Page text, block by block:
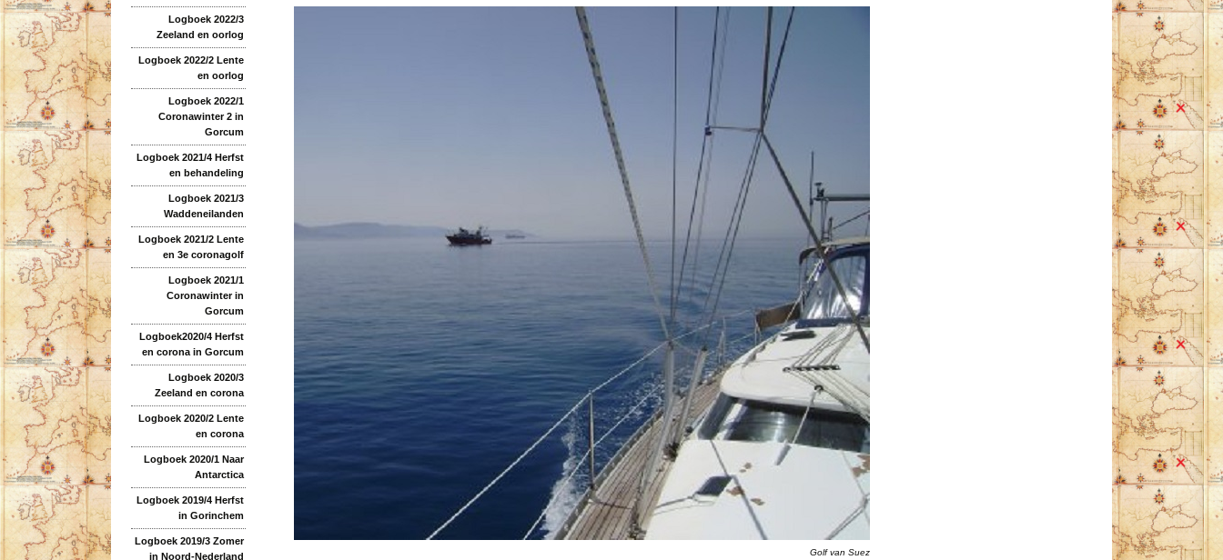
Logboek 2022/3
Zeeland en oorlog
Logboek 2022/2 Lente
en oorlog
Logboek 2022/1
Coronawinter 2 in
Gorcum
Logboek 2021/4 Herfst
en behandeling
Logboek 2021/3
Waddeneilanden
Logboek 2021/2 Lente
en 3e coronagolf
Logboek 2021/1
Coronawinter in
Gorcum
Logboek2020/4 Herfst
en corona in Gorcum
Logboek 2020/3
Zeeland en corona
Logboek 2020/2 Lente
en corona
Logboek 2020/1 Naar
Antarctica
Logboek 2019/4 Herfst
in Gorinchem
Logboek 2019/3 Zomer
in Noord-Nederland
Golf van Suez